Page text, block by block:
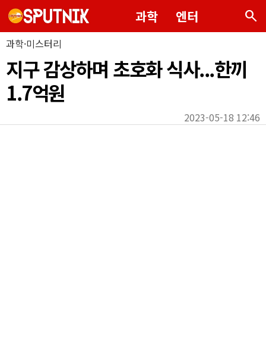
과학 엔터 search
과학·미스터리
지구 감상하며 초호화 식사...한끼
1.7억원
2023-05-18 12:46